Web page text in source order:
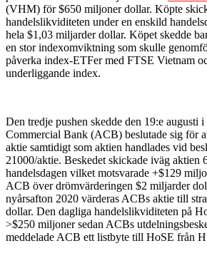
(VHM) för $650 miljoner dollar. Köpte
handelslikviditeten under en enskild
hela $1,03 miljarder dollar. Köpet skedde
en stor indexomviktning som skulle
påverka index-ETFer med FTSE Vietnam
underliggande index.
Den tredje pushen skedde den 19:e augusti
Commercial Bank (ACB) beslutade sig för
aktie samtidigt som aktien handlades vid
21000/aktie. Beskedet skickade iväg aktien
handelsdagen vilket motsvarade +$129
ACB över drömvärderingen $2 miljarder
nyårsafton 2020 värderas ACBs aktie till
dollar. Den dagliga handelslikviditeten på
>$250 miljoner sedan ACBs
meddelade ACB ett listbyte till HoSE från